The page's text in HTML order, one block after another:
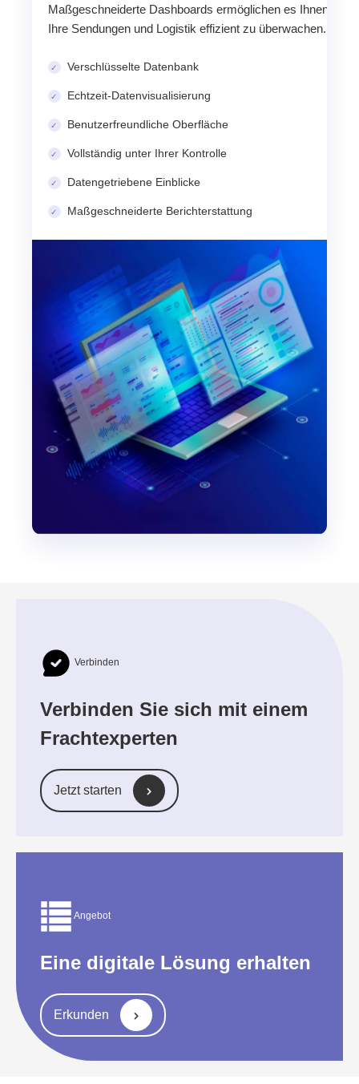
Maßgeschneiderte Dashboards ermöglichen es Ihnen,
Ihre Sendungen und Logistik effizient zu überwachen.
Verschlüsselte Datenbank
Echtzeit-Datenvisualisierung
Benutzerfreundliche Oberfläche
Vollständig unter Ihrer Kontrolle
Datengetriebene Einblicke
Maßgeschneiderte Berichterstattung
Verbinden
Verbinden Sie sich mit einem
Frachtexperten
Jetzt starten
Angebot
Eine digitale Lösung erhalten
Erkunden